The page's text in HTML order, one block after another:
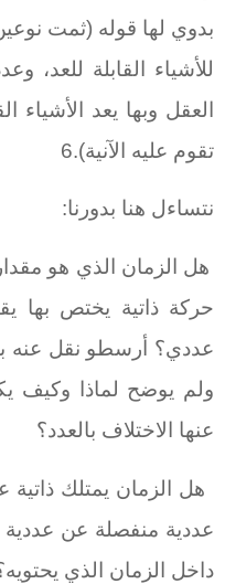
بدوي لها قوله (ثمت
للأشياء القابلة للعد،
العقل وبها يعد الأشياء
تقوم عليه الآنية).6
نتساءل هنا بدورنا:
هل الزمان الذي هو
حركة ذاتية يختص بها
عددي؟ أرسطو نقل عنه
ولم يوضح لماذا وكيف
عنها الاختلاف بالعدد؟
هل الزمان يمتلك ذاتية
عددية منفصلة عن
داخل الزمان الذي